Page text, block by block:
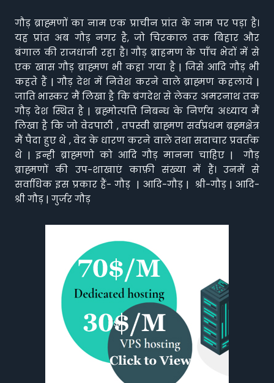
गौड़ ब्राह्मणों का नाम एक प्राचीन प्रांत के नाम पर पड़ा है।
यह प्रांत अब गौड़ नगर है, जो चिरकाल तक बिहार और
बंगाल की राजधानी रहा है। गौड़ ब्राहमण के पाँच भेदों में से
एक खास गौड़ ब्राह्मण भी कहा गया है | जिसे आदि गौड़ भी
कहते हैं | गौड़ देश में निवेश करने वाले ब्राह्मण कहलाये |
जाति भास्कर मैं लिखा है कि बंगदेश से लेकर अमरनाथ तक
गौड़ देश स्थित है | ब्रह्मोत्पत्ति निबन्ध के निर्णय अध्याय मैं
लिखा है कि जो वेदपाठी , तपस्वी ब्राह्मण सर्वप्रथम ब्रह्मक्षेत्र
मैं पैदा हुए थे , वेद के धारण करने वाले तथा सदाचार प्रवर्तक
थे | इन्ही ब्राह्मणो को आदि गौड़ मानना चाहिए | गौड़
ब्राह्मणों की उप-शाखाएं काफ़ी संख्या में हैं। उनमें से
सर्वाधिक इस प्रकार हैं- गौड़ | आदि-गौड़ | श्री-गौड़ | आदि-
श्री गौड़ | गुर्जर गौड़